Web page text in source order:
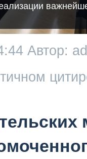
Автор: